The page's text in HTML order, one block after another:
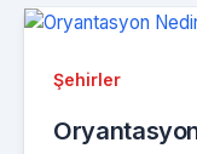
Şehirler